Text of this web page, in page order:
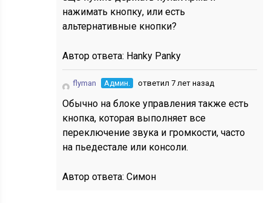
нажимать кнопку, или есть
альтернативные кнопки?
Автор ответа: Hanky Panky
flyman Админ. ответил 7 лет назад
Обычно на блоке управления также есть
кнопка, которая выполняет все
переключение звука и громкости, часто
на пьедестале или консоли.
Автор ответа:Симон